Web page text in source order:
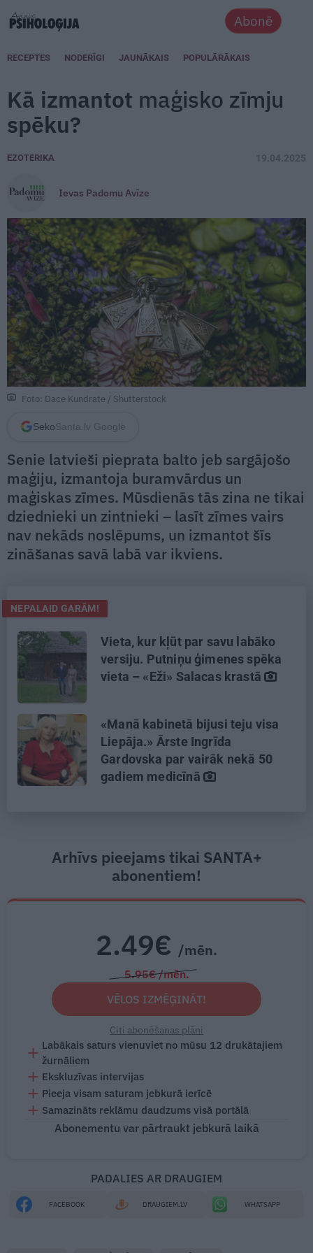
Abonē
RECEPTES NODERĪGI JAUNĀKAIS POPULĀRĀKAIS
Kā izmantot maģisko zīmju
spēku?
EZOTERIKA 19.04.2025
Ievas Padomu Avīze
Foto: Dace Kundrate / Shutterstock
Seko Santa.lv Google
Senie latvieši pieprata balto jeb sargājošo
maģiju, izmantoja buramvārdus un
maģiskas zīmes. Mūsdienās tās zina ne tikai
dziednieki un zintnieki – lasīt zīmes vairs
nav nekāds noslēpums, un izmantot šīs
zināšanas savā labā var ikviens.
NEPALAID GARĀM!
Vieta, kur kļūt par savu labāko
versiju. Putniņu ģimenes spēka
vieta – «Eži» Salacas krastā
«Manā kabinetā bijusi teju visa
Liepāja.» Ārste Ingrīda
Gardovska par vairāk nekā 50
gadiem medicīnā
Arhīvs pieejams tikai SANTA+
abonentiem!
2.49€ /mēn.
5.95€ /mēn.
VĒLOS IZMĒĢINĀT!
Citi abonēšanas plāni
Labākais saturs vienuviet no mūsu 12 drukātajiem
žurnāliem
Ekskluzīvas intervijas
Pieeja visam saturam jebkurā ierīcē
Samazināts reklāmu daudzums visā portālā
Abonementu var pārtraukt jebkurā laikā
PADALIES AR DRAUGIEM
FACEBOOK DRAUGIEM.LV WHATSAPP